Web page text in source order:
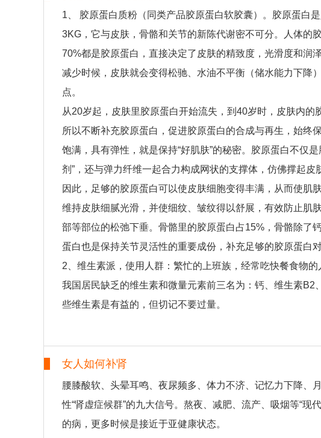
1、 胶原蛋白质粉（同类产品胶原蛋白软胶囊）。胶原蛋白
3KG，它与皮肤，骨骼和关节的新陈代谢密不可分。人体的
70%都是胶原蛋白，直接决定了皮肤的精致度，光滑度和润
减少时候，皮肤就会变得松驰、水油不平衡（储水能力下降
点。
从20岁起，皮肤里胶原蛋白开始流失，到40岁时，皮肤内的
所以不断补充胶原蛋白，促进胶原蛋白的合成与再生，始终
饱满，具有弹性，就是保持“好肌肤”的秘密。胶原蛋白不仅
剂”，还与弹力纤维一起合力构成网状的支撑体，仿佛撑起皮
因此，足够的胶原蛋白可以使皮肤细胞变得丰满，从而使肌
维持皮肤细腻光滑，并使细纹、皱纹得以舒展，有效防止肌
部等部位的松弛下垂。骨骼里的胶原蛋白占15%，骨骼除了
蛋白也是保持关节灵活性的重要成份，补充足够的胶原蛋白
2、维生素派，使用人群：繁忙的上班族，经常吃快餐食物
我国居民缺乏的维生素和微量元素前三名为：钙、维生素
些维生素是有益的，但切记不要过量。
女人如何补肾
腰膝酸软、头晕耳鸣、夜尿频多、体力不济、记忆力下降、
性“肾虚症候群”的九大信号。熬夜、减肥、流产、吸烟等“现
的病，更多时候是接近于亚健康状态。